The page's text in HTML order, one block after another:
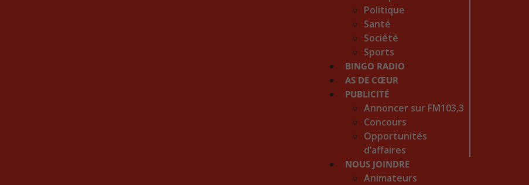
Politique
Santé
Société
Sports
BINGO RADIO
AS DE CŒUR
PUBLICITÉ
Annoncer sur FM103,3
Concours
Opportunités
d’affaires
NOUS JOINDRE
Animateurs